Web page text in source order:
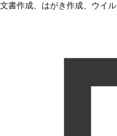
文書作成、はがき作成、ウイ